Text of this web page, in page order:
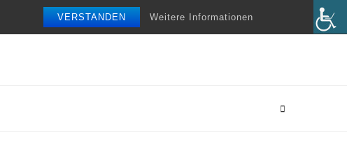
VERSTANDEN Weitere Informationen